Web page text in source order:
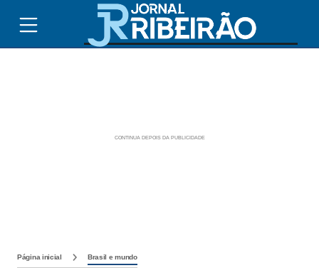
Página inicial Brasil e mundo